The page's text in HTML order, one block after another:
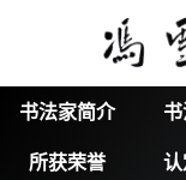
书法家简介
所获荣誉 认